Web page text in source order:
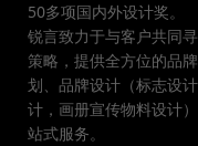
50多项国内外设计奖。
锐言致力于与客户共同
策略，提供全方位的品
划、品牌设计（标志设
计，画册宣传物料设计
站式服务。